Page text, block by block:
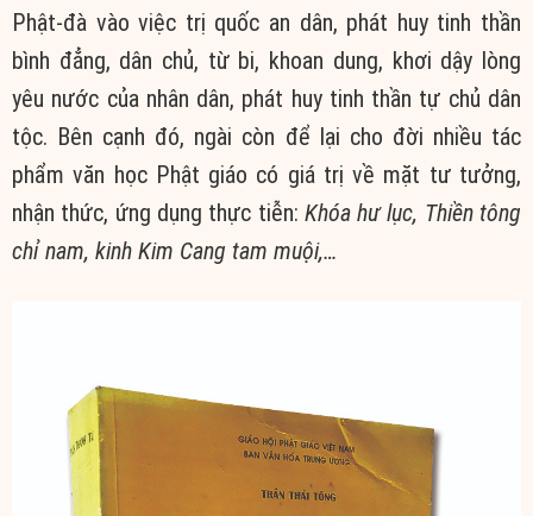
Phật-đà vào việc trị quốc an dân, phát huy tinh thần
bình đẳng, dân chủ, từ bi, khoan dung, khơi dậy lòng
yêu nước của nhân dân, phát huy tinh thần tự chủ dân
tộc. Bên cạnh đó, ngài còn để lại cho đời nhiều tác
phẩm văn học Phật giáo có giá trị về mặt tư tưởng,
nhận thức, ứng dụng thực tiễn: Khóa hư lục, Thiền tông
chỉ nam, kinh Kim Cang tam muội,…